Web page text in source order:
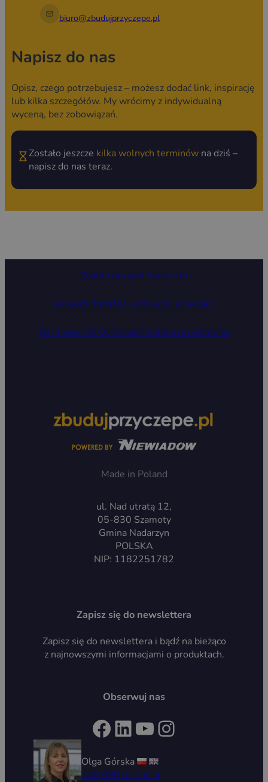
biuro@zbudujprzyczepe.pl
Napisz do nas
Opisz, czego potrzebujesz – możesz dodać link, inspirację
lub kilka szczegółów. My wrócimy z indywidualną
wyceną, bez zobowiązań.
Zostało jeszcze kilka wolnych terminówna dziś –
napisz do nas teraz.
Zostań naszym dealerem
Pobierz katalog gotowych przyczep
Baza wiedzyFAQSerwisPolityka prywatności
Made in Poland
ul. Nad utratą 12,
05-830 Szamoty
Gmina Nadarzyn
POLSKA
NIP: 1182251782
Zapisz się do newslettera
Zapisz się do newslettera i bądź na bieżąco
z najnowszymi informacjami o produktach.
Obserwuj nas
Facebook LinkedIn YouTube Instagram
Olga Górska
+48 690 512 414